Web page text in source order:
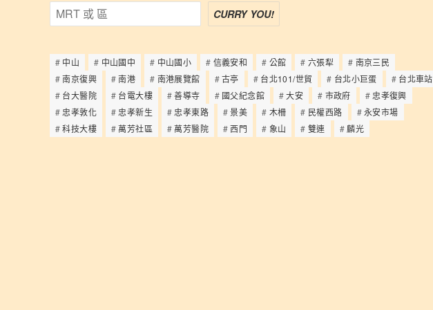
CURRY YOU!
中山 中山國中 中山國小 信義安和 公館 六張犁
南京三民
南京復興
南港 南港展覽館 古亭 台北101/世貿 台北小巨蛋
台北車站
台大醫院
台電大樓 善導寺 國父紀念館 大安 市政府
忠孝復興
忠孝敦化
忠孝新生 忠孝東路 景美 木柵 民權西路
永安市場
科技大樓
萬芳社區 萬芳醫院 西門 象山 雙連 麟光